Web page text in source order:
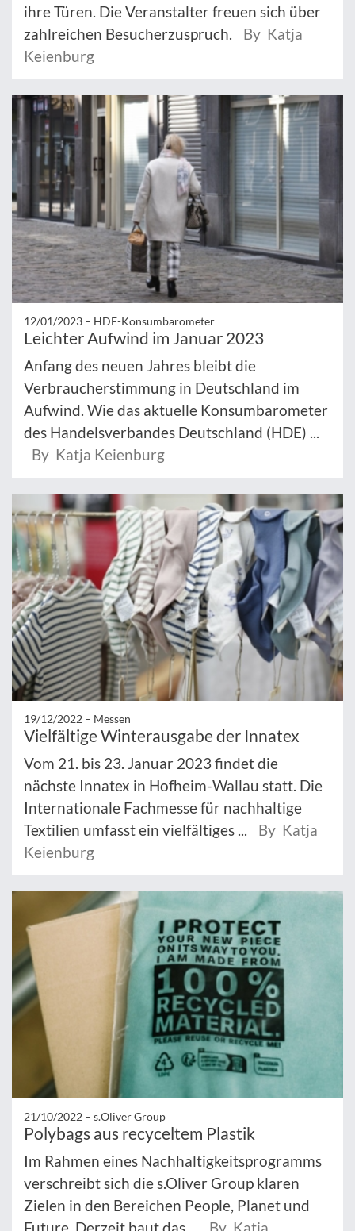
ihre Türen. Die Veranstalter freuen sich über
zahlreichen Besucherzuspruch.
By Katja
Keienburg
12/01/2023 – HDE-Konsumbarometer
Leichter Aufwind im Januar 2023
Anfang des neuen Jahres bleibt die
Verbraucherstimmung in Deutschland im
Aufwind. Wie das aktuelle Konsumbarometer
des Handelsverbandes Deutschland (HDE) ...
By Katja Keienburg
19/12/2022 – Messen
Vielfältige Winterausgabe der Innatex
Vom 21. bis 23. Januar 2023 findet die
nächste Innatex in Hofheim-Wallau statt. Die
Internationale Fachmesse für nachhaltige
Textilien umfasst ein vielfältiges ...
By Katja
Keienburg
21/10/2022 – s.Oliver Group
Polybags aus recyceltem Plastik
Im Rahmen eines Nachhaltigkeitsprogramms
verschreibt sich die s.Oliver Group klaren
Zielen in den Bereichen People, Planet und